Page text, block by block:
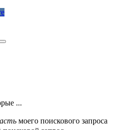
...
моего поискового запроса